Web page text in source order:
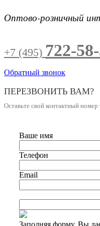
Оптово-розничный
+7 (495) 722-
Обратный звонок
ПЕРЕЗВОНИТЬ ВАМ?
Оставьте свой контактный
Ваше имя
Телефон
Email
Заполняя форму, Вы